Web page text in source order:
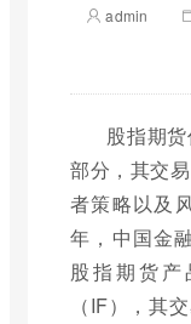
admin
股指期
部分，其交
者策略以及
年，中国金
股指期货
（IF），其